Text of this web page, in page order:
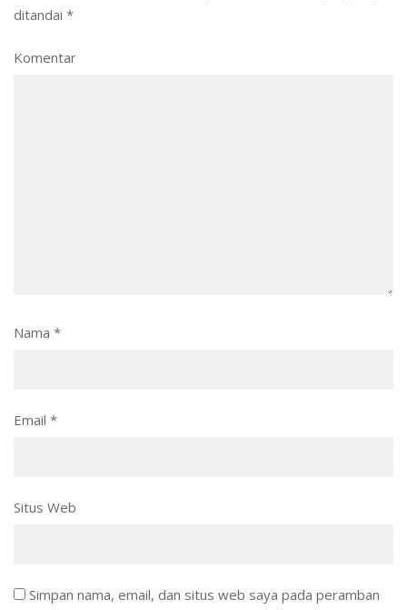
ditandai *
Komentar
Nama *
Email *
Situs Web
Simpan nama, email, dan situs web saya pada peramban